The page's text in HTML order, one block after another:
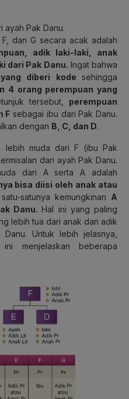
ayah Pak Danu.
dan G secara acak adalah
adik laki-laki, anak
dari Pak Danu. Ingat bahwa
diberi kode sehingga
4 orang perempuan yang
tersebut, perempuan
F sebagai ibu dari Pak Danu.
dengan B, C, dan D.
lebih muda dari F (ibu Pak
dari ayah Pak Danu.
dari A serta A adalah
bisa diisi oleh anak atau
satunya kemungkinan A
Danu. Hal ini yang paling
lebih tua dari anak dan adik
Untuk lebih jelasnya,
menjelaskan beberapa